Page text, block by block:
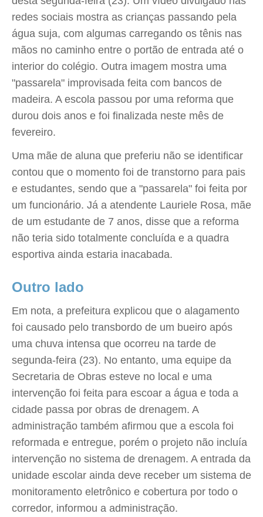
redes sociais mostra as crianças passando pela
água suja, com algumas carregando os tênis nas
mãos no caminho entre o portão de entrada até o
interior do colégio. Outra imagem mostra uma
"passarela" improvisada feita com bancos de
madeira. A escola passou por uma reforma que
durou dois anos e foi finalizada neste mês de
fevereiro.
Uma mãe de aluna que preferiu não se identificar
contou que o momento foi de transtorno para pais
e estudantes, sendo que a "passarela" foi feita por
um funcionário. Já a atendente Lauriele Rosa, mãe
de um estudante de 7 anos, disse que a reforma
não teria sido totalmente concluída e a quadra
esportiva ainda estaria inacabada.
Outro lado
Em nota, a prefeitura explicou que o alagamento
foi causado pelo transbordo de um bueiro após
uma chuva intensa que ocorreu na tarde de
segunda-feira (23). No entanto, uma equipe da
Secretaria de Obras esteve no local e uma
intervenção foi feita para escoar a água e toda a
cidade passa por obras de drenagem. A
administração também afirmou que a escola foi
reformada e entregue, porém o projeto não incluía
intervenção no sistema de drenagem. A entrada da
unidade escolar ainda deve receber um sistema de
monitoramento eletrônico e cobertura por todo o
corredor, informou a administração.